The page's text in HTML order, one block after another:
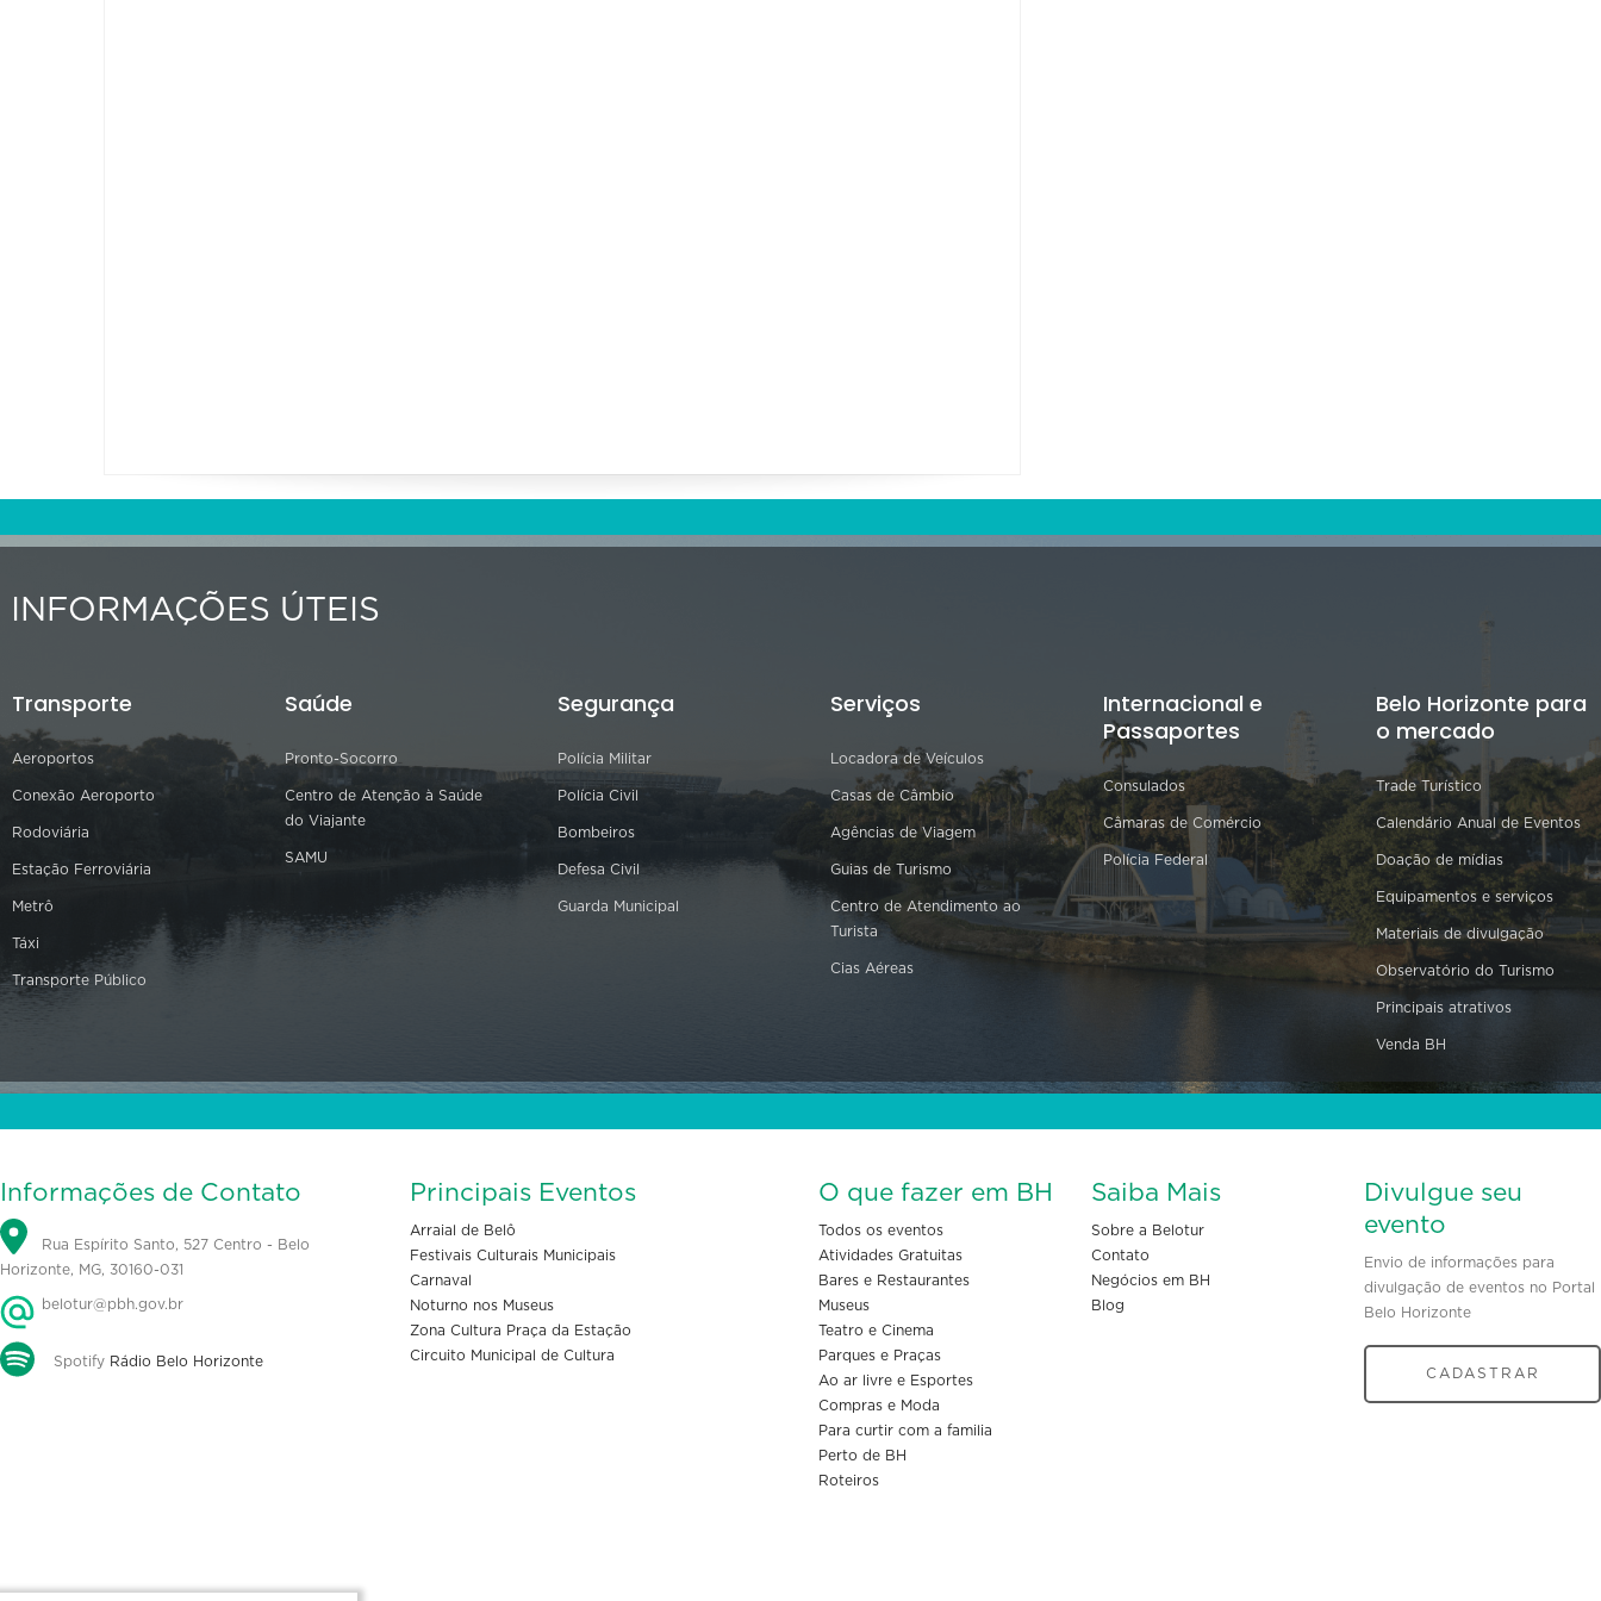
INFORMAÇÕES ÚTEIS
Transporte
Aeroportos
Conexão Aeroporto
Rodoviária
Estação Ferroviária
Metrô
Táxi
Transporte Público
Saúde
Pronto-Socorro
Centro de Atenção à Saúde
do Viajante
SAMU
Segurança
Polícia Militar
Polícia Civil
Bombeiros
Defesa Civil
Guarda Municipal
Serviços
Locadora de Veículos
Casas de Câmbio
Agências de Viagem
Guias de Turismo
Centro de Atendimento ao
Turista
Cias Aéreas
Internacional e
Passaportes
Consulados
Câmaras de Comércio
Polícia Federal
Belo Horizonte para
o mercado
Trade Turístico
Calendário Anual de Eventos
Doação de mídias
Equipamentos e serviços
Materiais de divulgação
Observatório do Turismo
Principais atrativos
Venda BH
Informações de Contato
Rua Espírito Santo, 527 Centro - Belo
Horizonte, MG, 30160-031
belotur@pbh.gov.br
Spotify Rádio Belo Horizonte
Principais Eventos
Arraial de Belô
Festivais Culturais Municipais
Carnaval
Noturno nos Museus
Zona Cultura Praça da Estação
Circuito Municipal de Cultura
O que fazer em BH
Todos os eventos
Atividades Gratuitas
Bares e Restaurantes
Museus
Teatro e Cinema
Parques e Praças
Ao ar livre e Esportes
Compras e Moda
Para curtir com a familia
Perto de BH
Roteiros
Saiba Mais
Sobre a Belotur
Contato
Negócios em BH
Blog
Divulgue seu
evento
Envio de informações para
divulgação de eventos no Portal
Belo Horizonte
CADASTRAR